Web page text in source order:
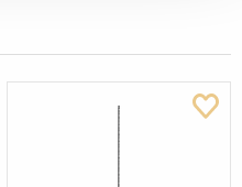
Krokar Svart
900x300 mm Svart
300 mm Svart